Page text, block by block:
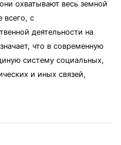
охватывают весь земной
всего, с
деятельности на
что в современную
систему социальных,
и иных связей,